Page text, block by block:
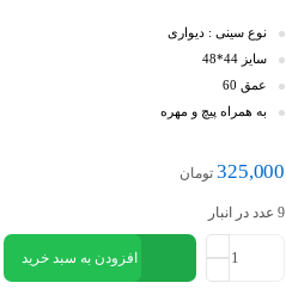
نوع سینی : دیواری
سایز 44*48
عمق 60
به همراه پیچ و مهره
325,000 تومان
9 عدد در انبار
افزودن به سبد خرید